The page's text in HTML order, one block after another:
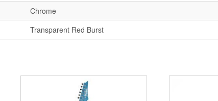
Chrome
Transparent Red Burst